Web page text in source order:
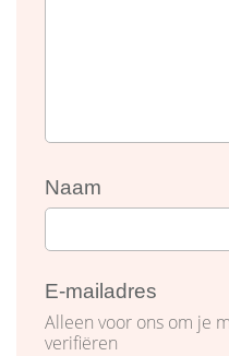
Naam
E-mailadres
Alleen voor ons om je
verifiëren